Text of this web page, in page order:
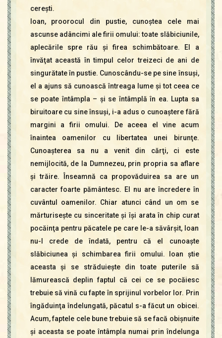
cereşti.
Ioan, proorocul din pustie, cunoştea cele mai
ascunse adâncimi ale firii omului: toate slăbiciunile,
aplecările spre rău şi firea schimbătoare. El a
învăţat această în timpul celor treizeci de ani de
singurătate în pustie. Cunoscându-se pe sine însuşi,
el a ajuns să cunoască întreaga lume şi tot ceea ce
se poate întâmpla – şi se întâmplă în ea. Lupta sa
biruitoare cu sine însuşi, i-a adus o cunoaştere fără
margini a firii omului. De aceea el vine acum
înaintea oamenilor cu libertatea unei birunţe.
Cunoaşterea sa nu a venit din cărţi, ci este
nemijlocită, de la Dumnezeu, prin propria sa aflare
şi trăire. Înseamnă ca propovăduirea sa are un
caracter foarte pământesc. El nu are încredere în
cuvântul oamenilor. Chiar atunci când un om se
mărturiseşte cu sinceritate şi îşi arata în chip curat
pocăinţa pentru păcatele pe care le-a săvârşit, Ioan
nu-l crede de îndată, pentru că el cunoaşte
slăbiciunea şi schimbarea firii omului. Ioan ştie
aceasta şi se străduieşte din toate puterile să
lămurească deplin faptul că cei ce se pocăiesc
trebuie să vină cu fapte în sprijinul vorbelor lor. Prin
îngăduinţa îndelungată, păcatul s-a făcut un obicei.
Acum, faptele cele bune trebuie să se facă obişnuite
şi aceasta se poate întâmpla numai prin îndelunga